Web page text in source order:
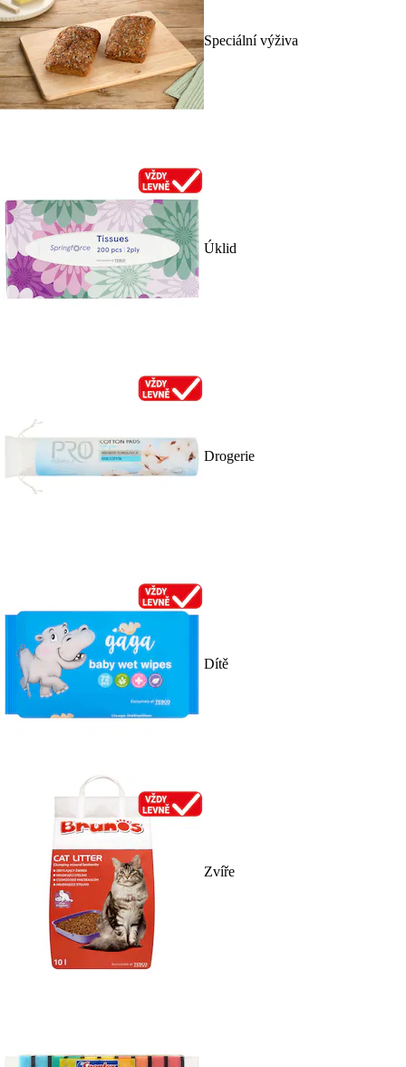
Speciální výživa
Úklid
Drogerie
Dítě
Zvíře